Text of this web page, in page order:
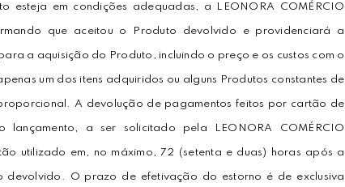
em condições adequadas, a LEONORA COMÉRCIO
que aceitou o Produto devolvido e providenciará a
a aquisição do Produto, incluindo o preço e os custos com o
um dos itens adquiridos ou alguns Produtos constantes de
A devolução de pagamentos feitos por cartão de
a ser solicitado pela LEONORA COMÉRCIO
utilizado em, no máximo, 72 (setenta e duas) horas após a
O prazo de efetivação do estorno é de exclusiva